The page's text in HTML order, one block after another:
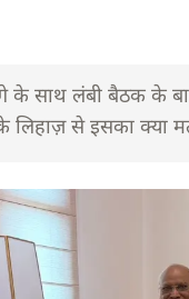
के साथ लंबी बैठक के
लिहाज़ से इसका क्या